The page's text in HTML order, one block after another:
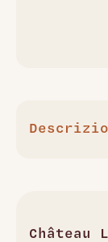
cremisi
Château